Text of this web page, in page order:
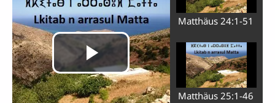
Matthäus 24:1-51
Matthäus 25:1-46